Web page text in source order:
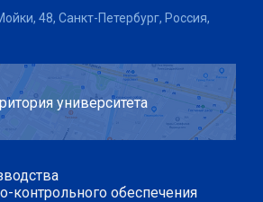
48, Санкт-Петербург, Россия,
университета
контрольного обеспечения